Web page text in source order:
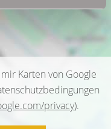
Karten von Google
privacy).